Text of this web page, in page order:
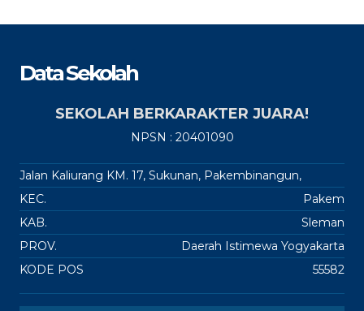
Data Sekolah
SEKOLAH BERKARAKTER JUARA!
NPSN : 20401090
Jalan Kaliurang KM. 17, Sukunan, Pakembinangun,
KEC.
Pakem
KAB.
Sleman
PROV.
Daerah Istimewa Yogyakarta
KODE POS
55582